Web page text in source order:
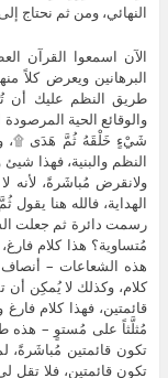
النهائي، ومن ثم نحتاج
الآن اسمعوا القرآن
البرهانين ويعرض كلاً
طريق النظم عليك أن
والوقائع الحية
شَيْءٍ خَلْقَهُ ثُمَّ هَدَى ۩،
النظم والبنية، فهذا شيئ
ولانقرض مُباشَرةً، لأنه
الهداية، فالله هنا
رسمت دائرة ثم جعلت
مُتساوية؟ هذا كلام
هذه الشعاعات –
كلام، وكذلك لا يُمكِن
قائمتين، فهذا كلام
تكون قائمتين مُباشَرةً،
تكون قائمتين، فلا تقل